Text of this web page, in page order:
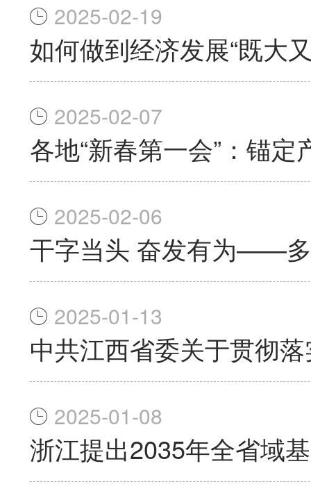
2025-02-19
如何做到经济发展“既大
2025-02-07
各地“新春第一会”：锚定
2025-02-06
干字当头 奋发有为——
2025-01-13
中共江西省委关于贯彻
2025-01-08
浙江提出2035年全省域